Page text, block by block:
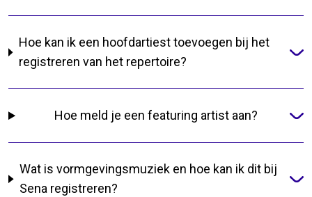
Hoe kan ik een hoofdartiest toevoegen bij het
registreren van het repertoire?
Hoe meld je een featuring artist aan?
Wat is vormgevingsmuziek en hoe kan ik dit bij
Sena registreren?